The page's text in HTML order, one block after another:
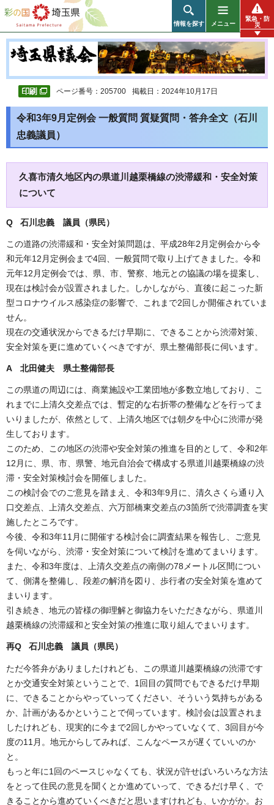
彩の国 埼玉県
情報を探す メニュー
緊急・防
災
ページ番号：205700 掲載日：2024年10月17日
令和3年9月定例会 一般質問 質疑質問・答弁全文（石川
忠義議員）
久喜市清久地区内の県道川越栗橋線の渋滞緩和・安全対策
について
Q 石川忠義 議員（県民）
この道路の渋滞緩和・安全対策問題は、平成28年2月定例会から令
和元年12月定例会まで4回、一般質問で取り上げてきました。令和
元年12月定例会では、県、市、警察、地元との協議の場を提案し、
現在は検討会が設置されました。しかしながら、直後に起こった新
型コロナウイルス感染症の影響で、これまで2回しか開催されていま
せん。
現在の交通状況からできるだけ早期に、できることから渋滞対策、
安全対策を更に進めていくべきですが、県土整備部長に伺います。
A 北田健夫 県土整備部長
この県道の周辺には、商業施設や工業団地が多数立地しており、こ
れまでに上清久交差点では、暫定的な右折帯の整備などを行ってま
いりましたが、依然として、上清久地区では朝夕を中心に渋滞が発
生しております。
このため、この地区の渋滞や安全対策の推進を目的として、令和2年
12月に、県、市、県警、地元自治会で構成する県道川越栗橋線の渋
滞・安全対策検討会を開催しました。
この検討会でのご意見を踏まえ、令和3年9月に、清久さくら通り入
口交差点、上清久交差点、六万部橋東交差点の3箇所で渋滞調査を実
施したところです。
今後、令和3年11月に開催する検討会に調査結果を報告し、ご意見
を伺いながら、渋滞・安全対策について検討を進めてまいります。
また、令和3年度は、上清久交差点の南側の78メートル区間につい
て、側溝を整備し、段差の解消を図り、歩行者の安全対策を進めて
まいります。
引き続き、地元の皆様の御理解と御協力をいただきながら、県道川
越栗橋線の渋滞緩和と安全対策の推進に取り組んでまいります。
再Q 石川忠義 議員（県民）
ただ今答弁がありましたけれども、この県道川越栗橋線の渋滞です
とか交通安全対策ということで、1回目の質問でもできるだけ早期
に、できることからやっていってください、そういう気持ちがある
か、計画があるかということで伺っています。検討会は設置されま
したけれども、現実的に今まで2回しかやっていなくて、3回目が今
度の11月。地元からしてみれば、こんなペースが遅くていいのか
と。
もっと年に1回のペースじゃなくても、状況が許せばいろいろな方法
をとって住民の意見を聞くとか進めていって、できるだけ早く、で
きることから進めていくべきだと思いますけれども、いかがか。お